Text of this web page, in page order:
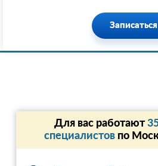
Записаться
Для вас работают
специалистовпо